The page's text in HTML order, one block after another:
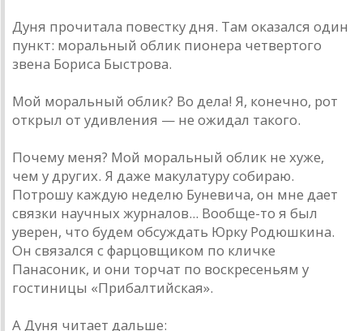
Дуня прочитала повестку дня. Там оказался один
пункт: моральный облик пионера четвертого
звена Бориса Быстрова.
Мой моральный облик? Во дела! Я, конечно, рот
открыл от удивления — не ожидал такого.
Почему меня? Мой моральный облик не хуже,
чем у других. Я даже макулатуру собираю.
Потрошу каждую неделю Буневича, он мне дает
связки научных журналов... Вообще-то я был
уверен, что будем обсуждать Юрку Родюшкина.
Он связался с фарцовщиком по кличке
Панасоник, и они торчат по воскресеньям у
гостиницы «Прибалтийская».
А Дуня читает дальше: